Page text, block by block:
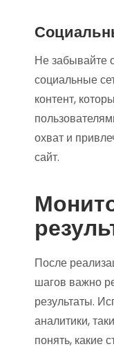
Не забывайте
социальные
контент,
охват и
сайт.
После
шагов важно
результаты.
аналитики,
понять, какие